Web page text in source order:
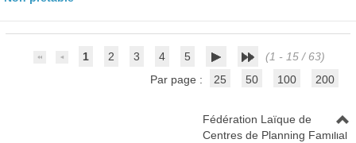
1 2 3 4 5
(1 - 15 / 63)
Par page :
25 50 100 200
Fédération Laïque de
Centres de Planning Familial